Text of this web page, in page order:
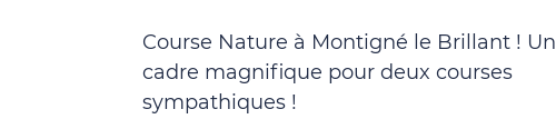
Course Nature à Montigné le Brillant ! Un
cadre magnifique pour deux courses
sympathiques !